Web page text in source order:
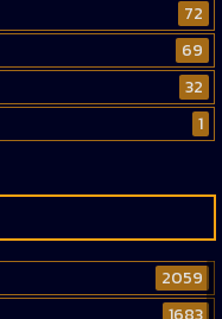
72
69
32
1
2059